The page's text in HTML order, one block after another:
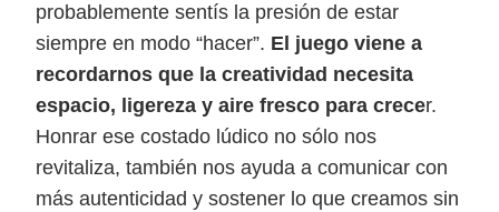
probablemente sentís la presión de estar
siempre en modo “hacer”. El juego viene a
recordarnos que la creatividad necesita
espacio, ligereza y aire fresco para crecer.
Honrar ese costado lúdico no sólo nos
revitaliza, también nos ayuda a comunicar con
más autenticidad y sostener lo que creamos sin